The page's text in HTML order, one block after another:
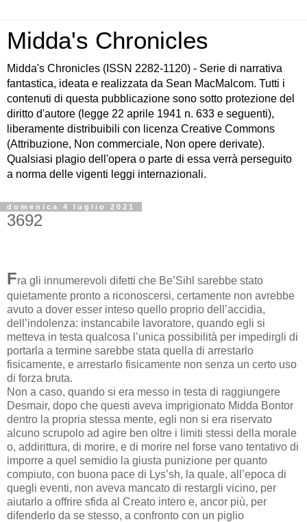
Midda's Chronicles
Midda's Chronicles (ISSN 2282-1120) - Serie di narrativa
fantastica, ideata e realizzata da Sean MacMalcom. Tutti i
contenuti di questa pubblicazione sono sotto protezione del
diritto d'autore (legge 22 aprile 1941 n. 633 e seguenti),
liberamente distribuibili con licenza Creative Commons
(Attribuzione, Non commerciale, Non opere derivate).
Qualsiasi plagio dell'opera o parte di essa verrà perseguito
a norma delle vigenti leggi internazionali.
domenica 4 luglio 2021
3692
Fra gli innumerevoli difetti che Be’Sihl sarebbe stato
quietamente pronto a riconoscersi, certamente non avrebbe
avuto a dover esser inteso quello proprio dell’accidia,
dell’indolenza: instancabile lavoratore, quando egli si
metteva in testa qualcosa l’unica possibilità per impedirgli di
portarla a termine sarebbe stata quella di arrestarlo
fisicamente, e arrestarlo fisicamente non senza un certo uso
di forza bruta.
Non a caso, quando si era messo in testa di raggiungere
Desmair, dopo che questi aveva imprigionato Midda Bontor
dentro la propria stessa mente, egli non si era riservato
alcuno scrupolo ad agire ben oltre i limiti stessi della morale
o, addirittura, di morire, e di morire nel forse vano tentativo di
imporre a quel semidio la giusta punizione per quanto
compiuto, con buona pace di Lys’sh, la quale, all’epoca di
quegli eventi, non aveva mancato di restargli vicino, per
aiutarlo a offrire sfida al Creato intero e, ancor più, per
difenderlo da se stesso, a confronto con un piglio